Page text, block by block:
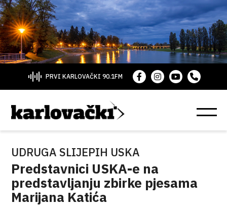
PRVI KARLOVAČKI 90.1FM
UDRUGA SLIJEPIH USKA
Predstavnici USKA-e na
predstavljanju zbirke pjesama
Marijana Katića